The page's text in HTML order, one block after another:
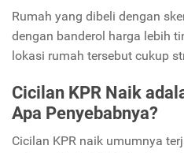
Rumah yang dibeli dengan
dengan banderol harga lebih
lokasi rumah tersebut cukup
Cicilan KPR Naik
Apa Penyebabnya?
Cicilan KPR naik umumnya